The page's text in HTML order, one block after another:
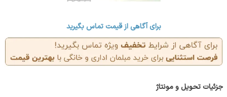
برای آگاهی از قیمت تماس بگیرید
جزئیات تحویل و مونتاژ